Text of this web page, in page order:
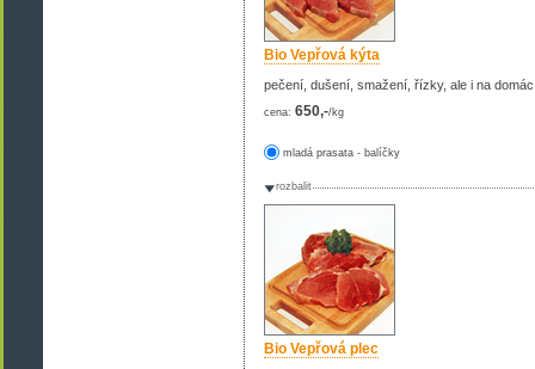
Bio Vepřová kýta
pečení, dušení, smažení, řízky, ale i na
cena: 650,-/kg
mladá prasata - balíčky
rozbalit
Bio Vepřová plec